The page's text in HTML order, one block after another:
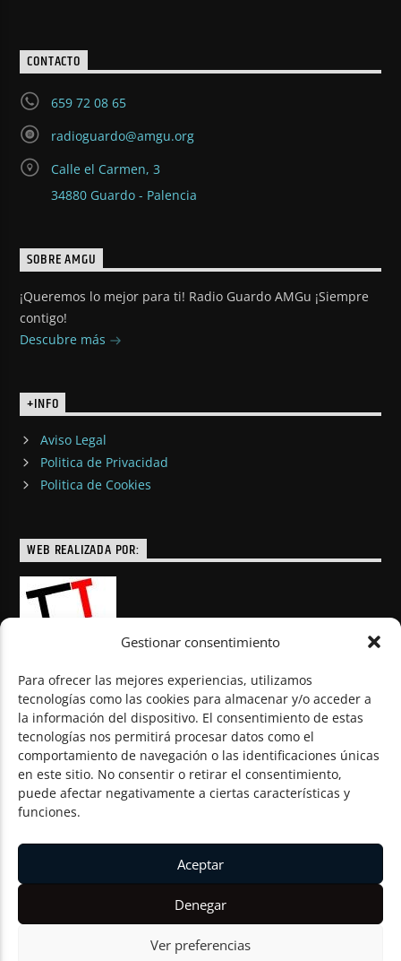
Gestionar consentimiento
Para ofrecer las mejores experiencias, utilizamos
tecnologías como las cookies para almacenar y/o acceder a
la información del dispositivo. El consentimiento de estas
tecnologías nos permitirá procesar datos como el
comportamiento de navegación o las identificaciones únicas
en este sitio. No consentir o retirar el consentimiento,
puede afectar negativamente a ciertas características y
funciones.
Aceptar
Denegar
Ver preferencias
CONTACTO
659 72 08 65
radioguardo@amgu.org
Calle el Carmen, 3
34880 Guardo - Palencia
SOBRE AMGU
¡Queremos lo mejor para ti! Radio Guardo AMGu ¡Siempre
contigo!
Descubre más
+INFO
Aviso Legal
Politica de Privacidad
Politica de Cookies
WEB REALIZADA POR:
© Todos los derechos reservados